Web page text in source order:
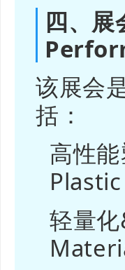
四、
该展会
括：
高性
Plastic
轻量